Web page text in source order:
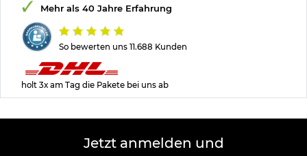
Bitte beachten Sie das
Herstellerinformationen
So bewerten uns 11.688 Kunden
Mehr als 40 Jahre Erfahrung
holt 3x am Tag die Pakete bei uns ab
Jetzt anmelden und